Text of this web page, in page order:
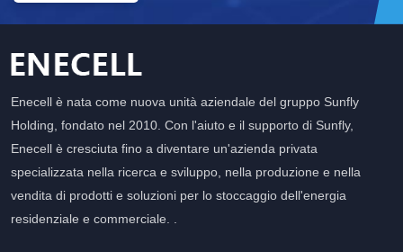
Enecell è nata come nuova unità aziendale del gruppo Sunfly
Holding, fondato nel 2010. Con l'aiuto e il supporto di Sunfly,
Enecell è cresciuta fino a diventare un'azienda privata
specializzata nella ricerca e sviluppo, nella produzione e nella
vendita di prodotti e soluzioni per lo stoccaggio dell'energia
residenziale e commerciale. .